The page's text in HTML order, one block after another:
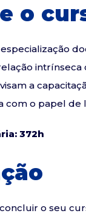
o
intrínseca
a
com o papel
372h
o seu